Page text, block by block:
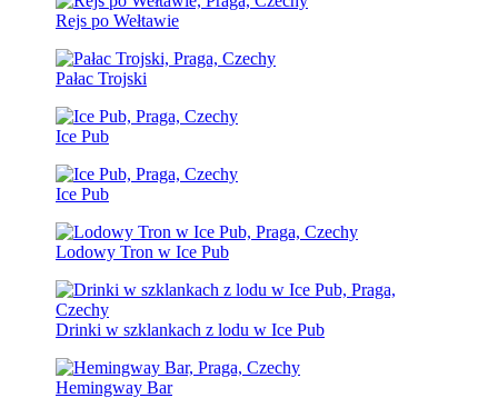
Rejs po Wełtawie
Pałac Trojski
Ice Pub
Ice Pub
Lodowy Tron w Ice Pub
Drinki w szklankach z lodu w Ice Pub
Hemingway Bar